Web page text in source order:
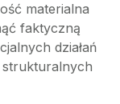
materialna
faktyczną
działań